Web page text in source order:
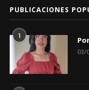
PUBLICACIONES
1
03/